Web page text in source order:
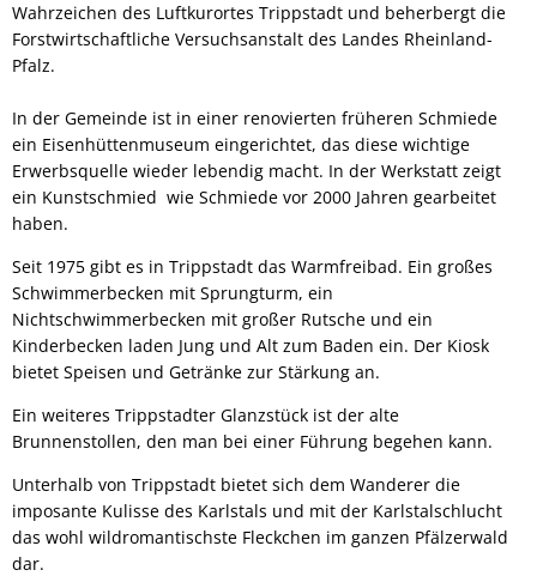
Wahrzeichen des Luftkurortes Trippstadt und beherbergt die
Forstwirtschaftliche Versuchsanstalt des Landes Rheinland-
Pfalz.
In der Gemeinde ist in einer renovierten früheren Schmiede
ein Eisenhüttenmuseum eingerichtet, das diese wichtige
Erwerbsquelle wieder lebendig macht. In der Werkstatt zeigt
ein Kunstschmied wie Schmiede vor 2000 Jahren gearbeitet
haben.
Seit 1975 gibt es in Trippstadt das Warmfreibad. Ein großes
Schwimmerbecken mit Sprungturm, ein
Nichtschwimmerbecken mit großer Rutsche und ein
Kinderbecken laden Jung und Alt zum Baden ein. Der Kiosk
bietet Speisen und Getränke zur Stärkung an.
Ein weiteres Trippstadter Glanzstück ist der alte
Brunnenstollen, den man bei einer Führung begehen kann.
Unterhalb von Trippstadt bietet sich dem Wanderer die
imposante Kulisse des Karlstals und mit der Karlstalschlucht
das wohl wildromantischste Fleckchen im ganzen Pfälzerwald
dar.